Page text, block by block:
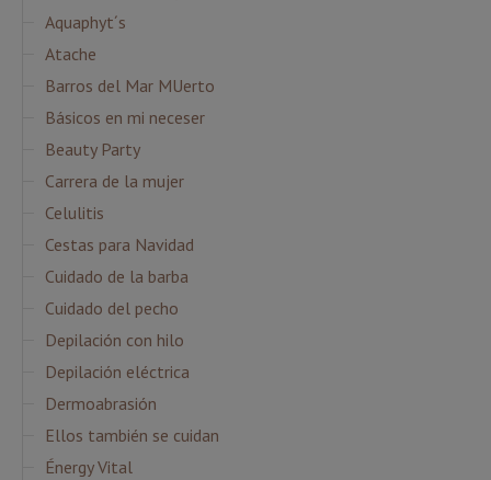
Aquaphyt´s
Atache
Barros del Mar MUerto
Básicos en mi neceser
Beauty Party
Carrera de la mujer
Celulitis
Cestas para Navidad
Cuidado de la barba
Cuidado del pecho
Depilación con hilo
Depilación eléctrica
Dermoabrasión
Ellos también se cuidan
Énergy Vital